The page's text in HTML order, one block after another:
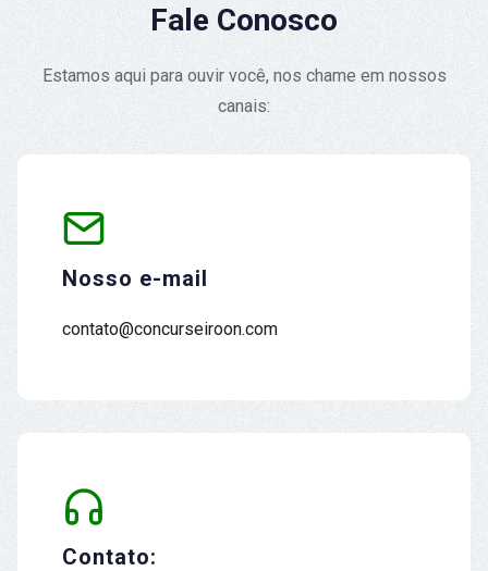
Fale Conosco
Estamos aqui para ouvir você, nos chame em nossos
canais:
Nosso e-mail
contato@concurseiroon.com
Contato: